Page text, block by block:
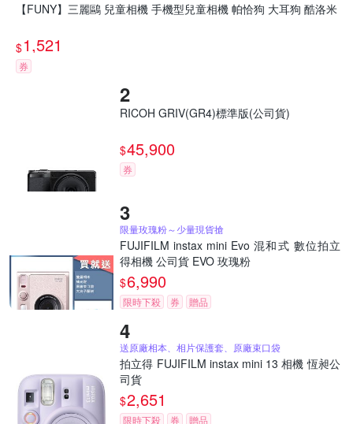
【FUNY】三麗鷗 兒童相機 手機型兒童相機 帕恰狗 大耳狗 酷洛米
$1,521
券
RICOH GRIV(GR4)標準版(公司貨)
$45,900
券
限量玫瑰粉～少量現貨搶
FUJIFILM instax mini Evo 混和式 數位拍立
得相機 公司貨 EVO 玫瑰粉
$6,990
限時下殺 券 贈品
送原廠相本、相片保護套、原廠束口袋
拍立得 FUJIFILM instax mini 13 相機 恆昶公
司貨
$2,651
限時下殺 券 贈品